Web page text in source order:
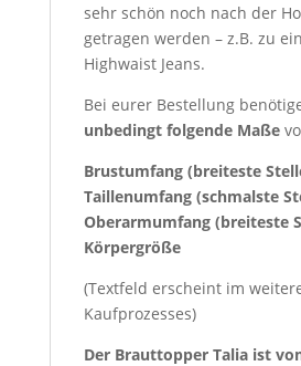
sehr schön noch nach der
getragen werden – z.B. zu
Highwaist Jeans.
Bei eurer Bestellung
unbedingt folgende Maße
Brustumfang (breiteste
Taillenumfang (schmalste
Oberarmumfang (breiteste
Körpergröße
(Textfeld erscheint im
Kaufprozesses)
Der Brauttopper Talia ist